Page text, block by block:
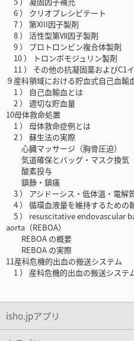
6 ） クリオプレシピテート
7 ） 第XIII因子製剤
8 ） 活性型第Ⅶ因子製剤
9 ） プロトロンビン複合体製剤
10 ） トロンボモジュリン製剤
11 ） その他の抗凝固薬およびC1
９産科領域における貯血式自己血輸
1 ） 自己血輸血とは
2 ） 適切な貯血量
10母体救命処置
1 ） 母体救命症例とは
2 ） 蘇生法の実際
心臓マッサージ（胸骨圧迫）
気道確保とバッグ・マスク換気
酸素投与
鎮静・鎮痛
3 ） アシドーシス・低体温・電解
4 ） 循環血液量を維持するための
5 ） resuscitative endovascular
aorta（REBOA）
REBOA の概要
REBOA の実際
11産科危機的出血の搬送システム
1 ） 産科危機的出血の搬送システ
isho.jpアプリ